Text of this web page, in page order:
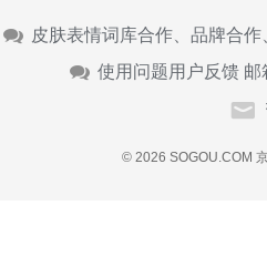
皮肤表情词库合作、品牌合
使用问题用户反馈 邮
© 2026 SOGOU.COM